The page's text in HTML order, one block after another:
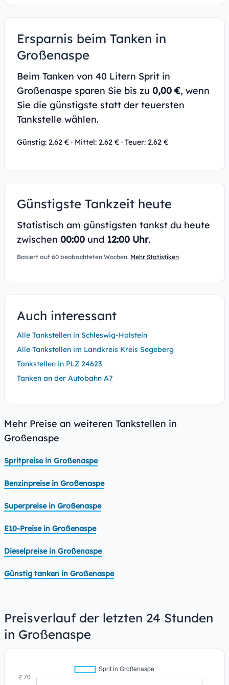
Ersparnis beim Tanken in
Großenaspe
Beim Tanken von 40 Litern Sprit in
Großenaspe sparen Sie bis zu 0,00 €, wenn
Sie die günstigste statt der teuersten
Tankstelle wählen.
Günstig: 2.62 € · Mittel: 2.62 € · Teuer: 2.62 €
Günstigste Tankzeit heute
Statistisch am günstigsten tankst du heute
zwischen 00:00 und 12:00 Uhr.
Basiert auf 60 beobachteten Wochen. Mehr Statistiken
Auch interessant
Alle Tankstellen in Schleswig-Holstein
Alle Tankstellen im Landkreis Kreis Segeberg
Tankstellen in PLZ 24623
Tanken an der Autobahn A7
Mehr Preise an weiteren Tankstellen in
Großenaspe
Spritpreise in Großenaspe
Benzinpreise in Großenaspe
Superpreise in Großenaspe
E10-Preise in Großenaspe
Dieselpreise in Großenaspe
Günstig tanken in Großenaspe
Preisverlauf der letzten 24 Stunden
in Großenaspe